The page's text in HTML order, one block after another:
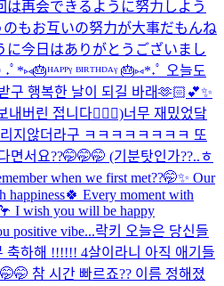
は再会できるように努力しよう
もお互いの努力が大事だもんね
に今日はありがとうございまし
*⑅🎂ᴴᴬᴾᴾᵞ ᴮᴵᴿᵀᴴᴰᴬᵞ 🎂⑅*˖ﾟ 오늘도
구 행복한 날이 되길 바래🫶🏻💕✨
버린 접니다🙇🏻‍♀️)너무 재밌었닼
지않더라구 ㅋㅋㅋㅋㅋㅋㅋㅋ 또
면서요??🤭🤭🤭 (기분탓인가??..ㅎ
when we first met??🤭✨ Our
happiness🍀 Every moment with
I wish you will be happy
positive vibe...락키 오늘은 당신들
축하해 !!!!!! 4살이라니 아직 애기들
참 시간 빠르죠?? 이름 정해졌